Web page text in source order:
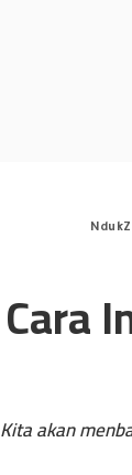
NdukZ
Cara
Kita akan